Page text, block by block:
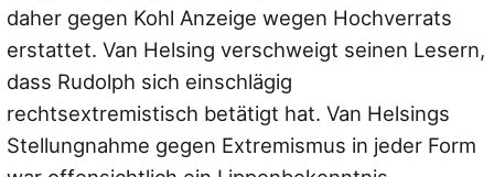
daher gegen Kohl Anzeige wegen Hochverrats
erstattet. Van Helsing verschweigt seinen Lesern,
dass Rudolph sich einschlägig
rechtsextremistisch betätigt hat. Van Helsings
Stellungnahme gegen Extremismus in jeder Form